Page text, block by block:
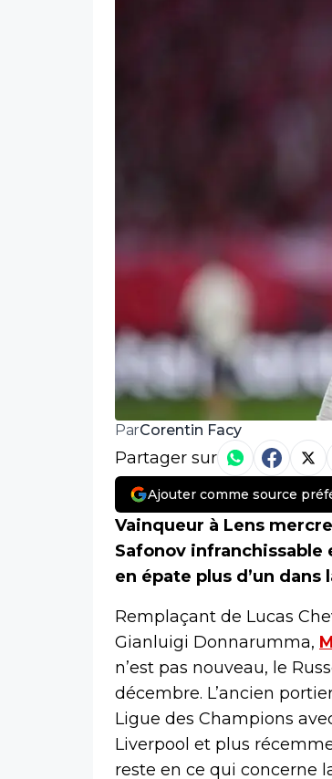
ParCorentin Facy
Partager sur
Ajouter comme source
Vainqueur à Lens
Safonov
en épate plus d’un
Remplaçant de Lucas
Gianluigi Donnarumma,
n’est pas nouveau, le
décembre. L’ancien
Ligue des Champions
Liverpool et plus
reste en ce qui concerne